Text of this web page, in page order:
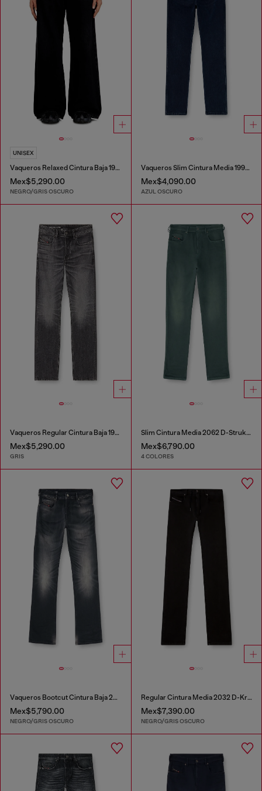
UNISEX
Vaqueros Relaxed Cintura Baja 1996 D-Sire
Mex$5,290.00
NEGRO/GRIS OSCURO
Vaqueros Slim Cintura Media 1993 D-Vyl
Mex$4,090.00
AZUL OSCURO
Vaqueros Regular Cintura Baja 1985 Larkee
Mex$5,290.00
GRIS
Slim Cintura Media 2062 D-Strukt Joggjeans®
Mex$6,790.00
4 COLORES
Vaqueros Bootcut Cintura Baja 2007 Zatiny
Mex$5,790.00
NEGRO/GRIS OSCURO
Regular Cintura Media 2032 D-Krooley Joggjeans®
Mex$7,390.00
NEGRO/GRIS OSCURO